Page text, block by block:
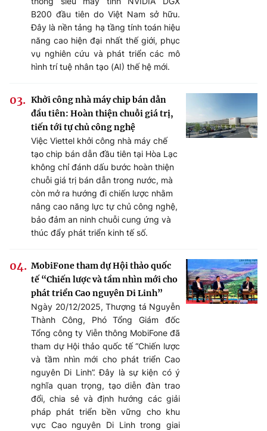
B200 đầu tiên do Việt Nam sở hữu.
Đây là nền tảng hạ tầng tính toán hiệu
năng cao hiện đại nhất thế giới, phục
vụ nghiên cứu và phát triển các mô
hình trí tuệ nhân tạo (AI) thế hệ mới.
Khởi công nhà máy chip bán dẫn
đầu tiên: Hoàn thiện chuỗi giá trị,
tiến tới tự chủ công nghệ
Việc Viettel khởi công nhà máy chế
tạo chip bán dẫn đầu tiên tại Hòa Lạc
không chỉ đánh dấu bước hoàn thiện
chuỗi giá trị bán dẫn trong nước, mà
còn mở ra hướng đi chiến lược nhằm
nâng cao năng lực tự chủ công nghệ,
bảo đảm an ninh chuỗi cung ứng và
thúc đẩy phát triển kinh tế số.
MobiFone tham dự Hội thảo quốc
tế “Chiến lược và tầm nhìn mới cho
phát triển Cao nguyên Di Linh”
Ngày 20/12/2025, Thượng tá Nguyễn
Thành Công, Phó Tổng Giám đốc
Tổng công ty Viễn thông MobiFone đã
tham dự Hội thảo quốc tế “Chiến lược
và tầm nhìn mới cho phát triển Cao
nguyên Di Linh”. Đây là sự kiện có ý
nghĩa quan trọng, tạo diễn đàn trao
đổi, chia sẻ và định hướng các giải
pháp phát triển bền vững cho khu
vực Cao nguyên Di Linh trong giai